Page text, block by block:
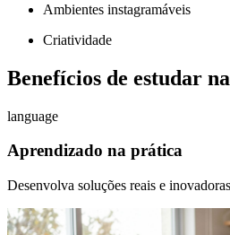
Ambientes instagramáveis
Criatividade
Benefícios de estudar
language
Aprendizado na prática
Desenvolva soluções reais e inovadoras